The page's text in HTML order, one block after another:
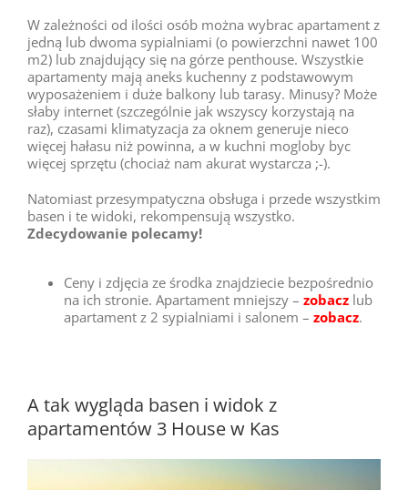
W zależności od ilości osób można wybrac apartament z
jedną lub dwoma sypialniami (o powierzchni nawet 100
m2) lub znajdujący się na górze penthouse. Wszystkie
apartamenty mają aneks kuchenny z podstawowym
wyposażeniem i duże balkony lub tarasy. Minusy? Może
słaby internet (szczególnie jak wszyscy korzystają na
raz), czasami klimatyzacja za oknem generuje nieco
więcej hałasu niż powinna, a w kuchni mogloby byc
więcej sprzętu (chociaż nam akurat wystarcza ;-).
Natomiast przesympatyczna obsługa i przede wszystkim
basen i te widoki, rekompensują wszystko.
Zdecydowanie polecamy!
Ceny i zdjęcia ze środka znajdziecie bezpośrednio
na ich stronie. Apartament mniejszy – zobacz lub
apartament z 2 sypialniami i salonem – zobacz.
A tak wygląda basen i widok z
apartamentów 3 House w Kas